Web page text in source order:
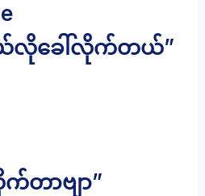
လိုခေါ်လိုက်တယ်”
တာဗျာ”